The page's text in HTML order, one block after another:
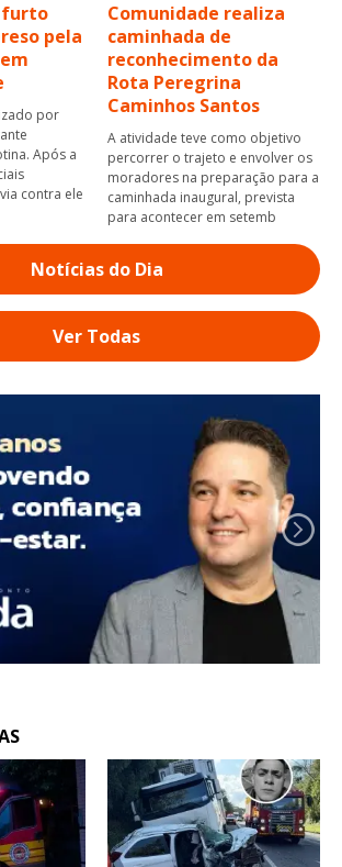
furto
pela
por
Após a
contra ele
Comunidade realiza
caminhada de
reconhecimento da
Rota Peregrina
Caminhos Santos
A atividade teve como objetivo
percorrer o trajeto e envolver os
moradores na preparação para a
caminhada inaugural, prevista
para acontecer em setemb
Notícias do Dia
Ver Todas